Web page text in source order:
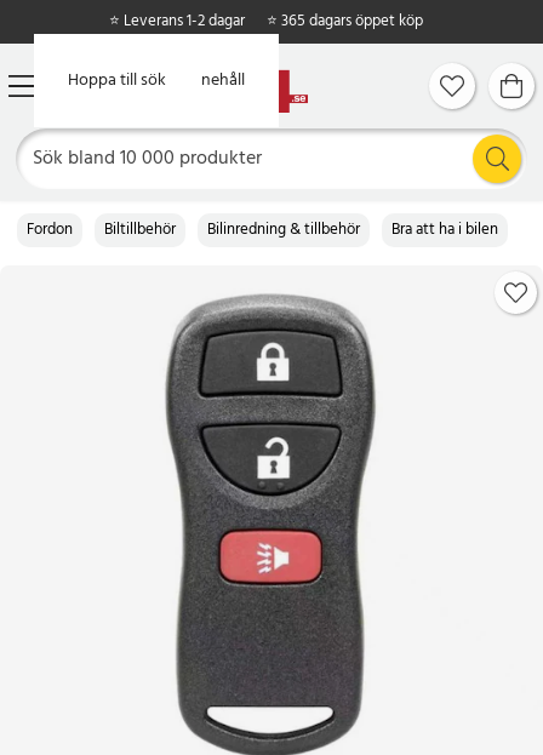
Hoppa till huvudinnehåll
Hoppa till sök
⭐ Leverans 1-2 dagar ⭐ 365 dagars öppet köp
Fordon Biltillbehör Bilinredning & tillbehör Bra att ha i bilen